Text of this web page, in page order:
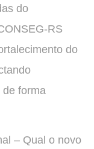
do
RS
do
de forma
– Qual o novo